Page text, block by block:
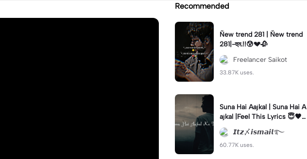
Recommended
Ňew trend 281 | Ňew trend
281|-হুম.!!😰💔🥀
Freelancer Saikot
33.87K uses.
Suna Hai Aajkal | Suna Hai A
ajkal |Feel This Lyrics 😇🖤
#foryou#fyp#itzismail10
𝙄𝙩𝙯〆𝙞𝙨𝙢𝙖𝙞𝙡࿐
60.77K uses.